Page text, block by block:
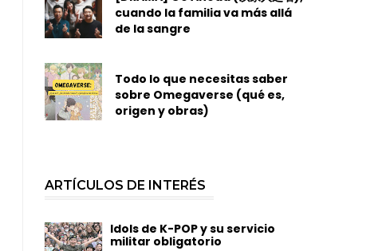
cuando la familia va más allá
de la sangre
Todo lo que necesitas saber
sobre Omegaverse (qué es,
origen y obras)
ARTÍCULOS DE INTERÉS
Idols de K-POP y su servicio
militar obligatorio